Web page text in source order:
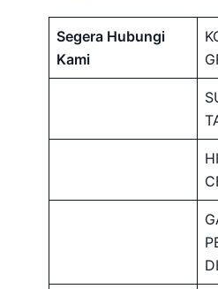
Segera Hubungi
Kami